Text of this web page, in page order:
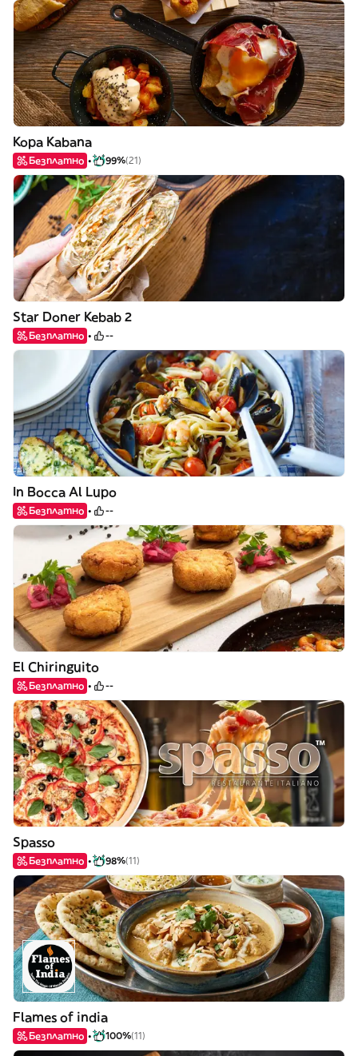
Kopa Kabana
Безплатно 99%(21)
Star Doner Kebab 2
Безплатно --
In Bocca Al Lupo
Безплатно --
El Chiringuito
Безплатно --
Spasso
Безплатно 98%(11)
Flames of india
Безплатно 100%(11)